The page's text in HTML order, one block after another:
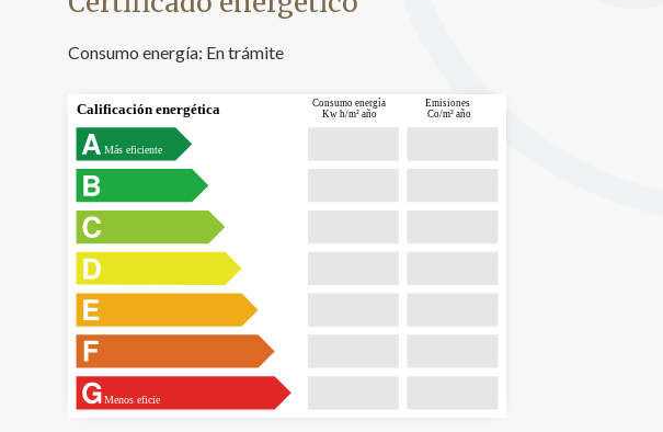
Consumo energía: En trámite
Más eficiente
Menos eficie
Calificación energética
Consumo energía
Kw h/m² año
Emisiones
Co/m² año